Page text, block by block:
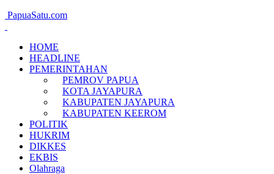
PapuaSatu.com
HOME
HEADLINE
PEMERINTAHAN
PEMROV PAPUA
KOTA JAYAPURA
KABUPATEN JAYAPURA
KABUPATEN KEEROM
POLITIK
HUKRIM
DIKKES
EKBIS
Olahraga